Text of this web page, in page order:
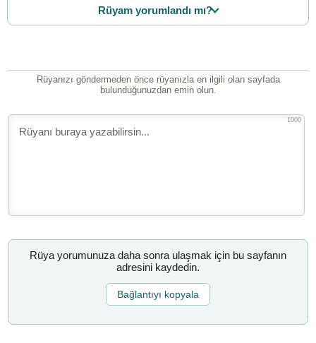
Rüyam yorumlandı mı?
Rüyanızı göndermeden önce rüyanızla en ilgili olan sayfada
bulunduğunuzdan emin olun.
1000
Rüya yorumunuza daha sonra ulaşmak için bu sayfanın
adresini kaydedin.
Bağlantıyı kopyala